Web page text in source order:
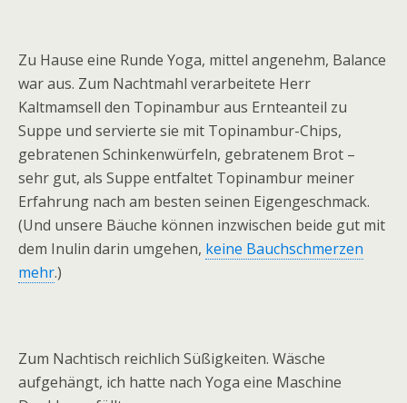
Zu Hause eine Runde Yoga, mittel angenehm, Balance
war aus. Zum Nachtmahl verarbeitete Herr
Kaltmamsell den Topinambur aus Ernteanteil zu
Suppe und servierte sie mit Topinambur-Chips,
gebratenen Schinkenwürfeln, gebratenem Brot –
sehr gut, als Suppe entfaltet Topinambur meiner
Erfahrung nach am besten seinen Eigengeschmack.
(Und unsere Bäuche können inzwischen beide gut mit
dem Inulin darin umgehen, keine Bauchschmerzen
mehr.)
Zum Nachtisch reichlich Süßigkeiten. Wäsche
aufgehängt, ich hatte nach Yoga eine Maschine